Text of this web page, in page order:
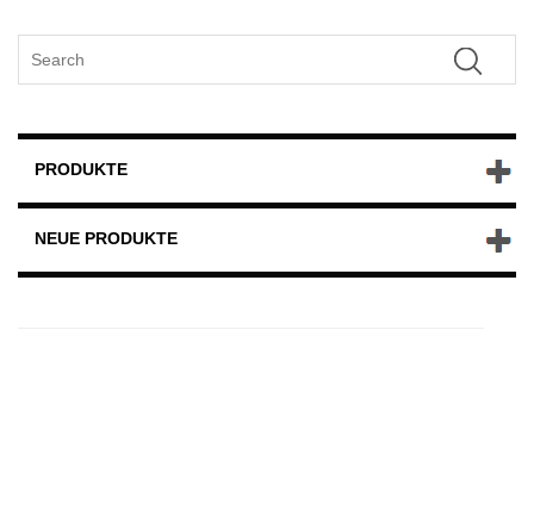
PRODUKTE
NEUE PRODUKTE